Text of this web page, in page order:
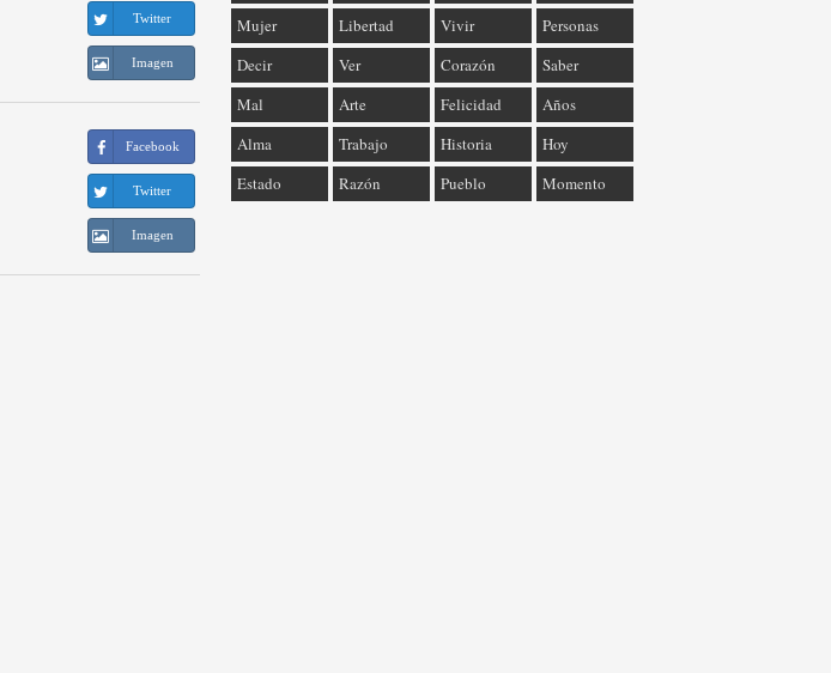
Twitter
Imagen
Facebook
Twitter
Imagen
Mujer
Libertad Vivir
Personas
Decir
Ver Corazón
Saber
Mal
Arte Felicidad
Años
Alma
Trabajo Historia
Hoy
Estado
Razón Pueblo Momento